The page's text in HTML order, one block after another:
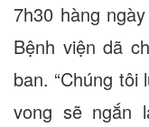
7h30 hàng
Bệnh viện dã
ban. “Chúng
vong sẽ ngắn